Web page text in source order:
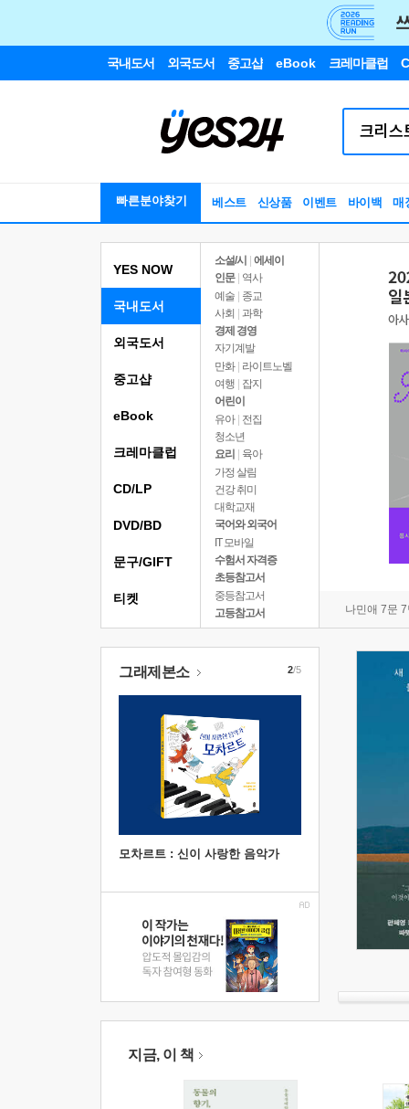
국내도서 외국도서 중고샵 eBook 크레마클럽
빠른분야찾기 베스트 신상품 이벤트 바이백 매
YES NOW
국내도서
소설/시
에세이
인문
역사
예술 | 종교
사회 | 과학
경제 경영
자기계발
만화 | 라이트노벨
여행
잡지
어린이
유아 | 전집
청소년
요리
육아
가정 살림
건강 취미
대학교재
국어와 외국어
IT 모바일
수험서 자격증
초등참고서
중등참고서
고등참고서
나민애 7문
외국도서
중고샵
eBook
크레마클럽
CD/LP
DVD/BD
문구/GIFT
티켓
그래제본소
모차르트 : 신이 사랑한 음악가
2/5
지금, 이 책